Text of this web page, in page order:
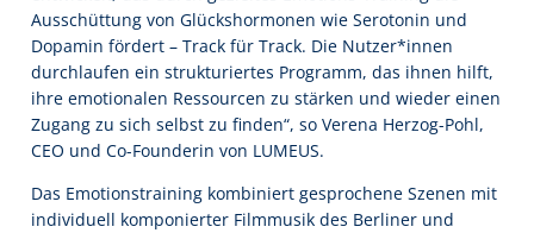
Ausschüttung von Glückshormonen wie Serotonin und
Dopamin fördert – Track für Track. Die Nutzer*innen
durchlaufen ein strukturiertes Programm, das ihnen hilft,
ihre emotionalen Ressourcen zu stärken und wieder einen
Zugang zu sich selbst zu finden“, so Verena Herzog-Pohl,
CEO und Co-Founderin von LUMEUS.
Das Emotionstraining kombiniert gesprochene Szenen mit
individuell komponierter Filmmusik des Berliner und